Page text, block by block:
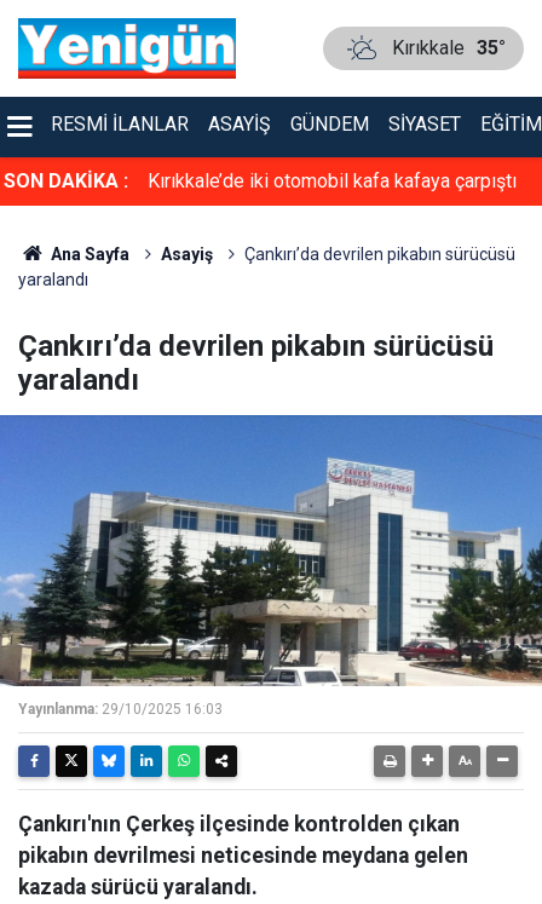
Kırıkkale 35°
RESMI İLANLAR ASAYIŞ GÜNDEM SIYASET EĞITIM
SON DAKİKA : Kırıkkale’de iki otomobil kafa kafaya çarpıştı
Ana Sayfa Asayiş
Çankırı’da devrilen pikabın sürücüsü
yaralandı
Çankırı’da devrilen pikabın sürücüsü
yaralandı
Yayınlanma: 29/10/2025 16:03
Çankırı'nın Çerkeş ilçesinde kontrolden çıkan
pikabın devrilmesi neticesinde meydana gelen
kazada sürücü yaralandı.